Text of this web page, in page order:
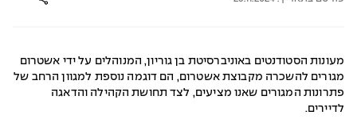
מעונות הסטודנטים באוניברסיטת בן גוריון, המנוהלים על ידי אשטרום
מגורים להשכרה מקבוצת אשטרום, הם דוגמה נוספת למגוון הרחב של
פתרונות המגורים שאנו מציעים, לצד תחושת הקהילה והדאגה
לדיירים.